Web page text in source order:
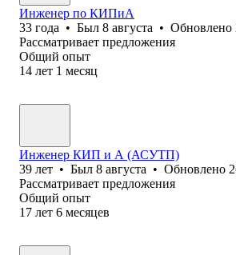
Инженер по КИПиА
33 года • Был 8 августа • Обновлено
Рассматривает предложения
Общий опыт
14 лет 1 месяц
Инженер КИП и А (АСУТП)
39 лет • Был 8 августа • Обновлено
Рассматривает предложения
Общий опыт
17 лет 6 месяцев